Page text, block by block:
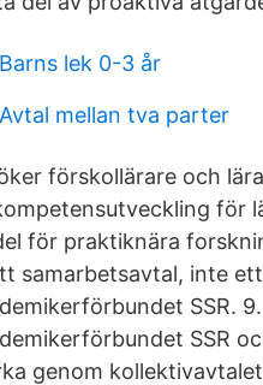
Barns lek 0-3 år
Avtal mellan tva parter
förskollärare och
för
för praktiknära
samarbetsavtal, inte
SSR.
SSR
genom